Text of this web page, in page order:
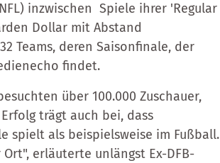
inzwischen Spiele ihrer 'Regular
Dollar mit Abstand
Teams, deren Saisonfinale, der
findet.
über 100.000 Zuschauer,
trägt auch bei, dass
spielt als beispielsweise im Fußball.
erläuterte unlängst Ex-DFB-